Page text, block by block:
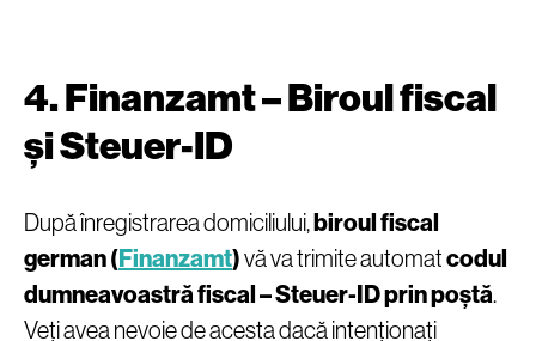
4. Finanzamt – Biroul fiscal
și Steuer-ID
După înregistrarea domiciliului,biroul fiscal
german (Finanzamt)vă va trimite automatcodul
dumneavoastră fiscal – Steuer-ID prin poștă.
Veți avea nevoie de acesta dacă intenționați